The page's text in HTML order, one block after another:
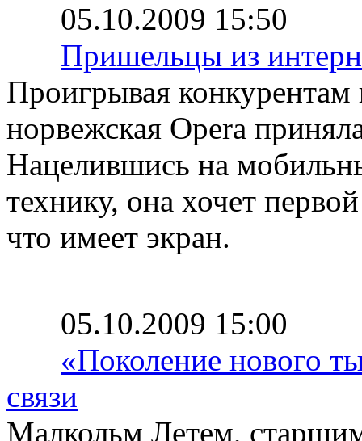
05.10.2009 15:50
Пришельцы из
Проигрывая конкурентам
норвежская Opera
Нацелившись на
технику, она хочет
что имеет экран.
05.10.2009 15:00
«Поколение нового
связи
Малкольм Летем,